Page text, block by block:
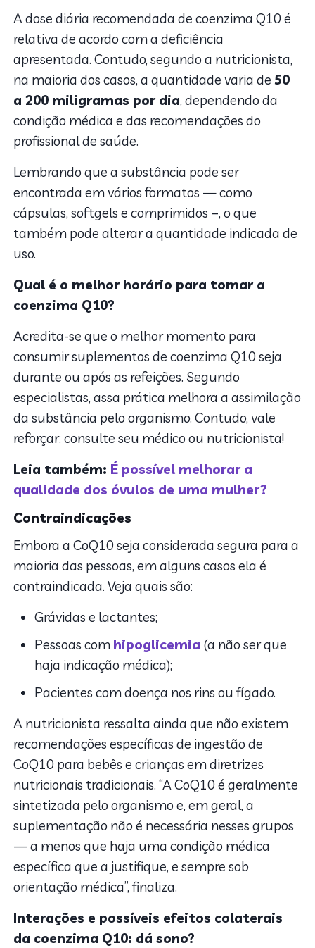
A dose diária recomendada de coenzima Q10 é
relativa de acordo com a deficiência
apresentada. Contudo, segundo a nutricionista,
na maioria dos casos, a quantidade varia de 50
a 200 miligramas por dia, dependendo da
condição médica e das recomendações do
profissional de saúde.
Lembrando que a substância pode ser
encontrada em vários formatos — como
cápsulas, softgels e comprimidos –, o que
também pode alterar a quantidade indicada de
uso.
Qual é o melhor horário para tomar a
coenzima Q10?
Acredita-se que o melhor momento para
consumir suplementos de coenzima Q10 seja
durante ou após as refeições. Segundo
especialistas, assa prática melhora a assimilação
da substância pelo organismo. Contudo, vale
reforçar: consulte seu médico ou nutricionista!
Leia também: É possível melhorar a
qualidade dos óvulos de uma mulher?
Contraindicações
Embora a CoQ10 seja considerada segura para a
maioria das pessoas, em alguns casos ela é
contraindicada. Veja quais são:
Grávidas e lactantes;
Pessoas com hipoglicemia (a não ser que
haja indicação médica);
Pacientes com doença nos rins ou fígado.
A nutricionista ressalta ainda que não existem
recomendações específicas de ingestão de
CoQ10 para bebês e crianças em diretrizes
nutricionais tradicionais.“A CoQ10 é geralmente
sintetizada pelo organismo e, em geral, a
suplementação não é necessária nesses grupos
— a menos que haja uma condição médica
específica que a justifique, e sempre sob
orientação médica”, finaliza.
Interações e possíveis efeitos colaterais
da coenzima Q10: dá sono?